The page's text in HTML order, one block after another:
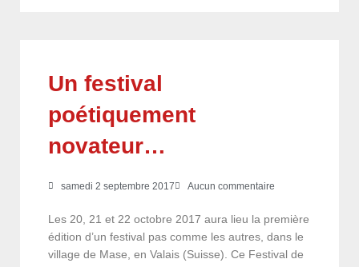
Un festival
poétiquement
novateur…
samedi 2 septembre 2017 Aucun commentaire
Les 20, 21 et 22 octobre 2017 aura lieu la première
édition d’un festival pas comme les autres, dans le
village de Mase, en Valais (Suisse). Ce Festival de